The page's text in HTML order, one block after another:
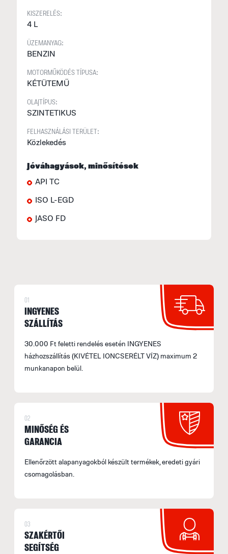
KISZERELÉS:
4 L
ÜZEMANYAG:
BENZIN
MOTORMŰKÖDÉS TÍPUSA:
KÉTÜTEMŰ
OLAJTÍPUS:
SZINTETIKUS
FELHASZNÁLÁSI TERÜLET:
Közlekedés
Jóváhagyások, minősítések
API TC
ISO L-EGD
JASO FD
01
INGYENES
SZÁLLÍTÁS
30.000 Ft feletti rendelés esetén INGYENES
házhozszállítás (KIVÉTEL IONCSERÉLT VÍZ) maximum 2
munkanapon belül.
02
MINŐSÉG ÉS
GARANCIA
Ellenőrzött alapanyagokból készült termékek, eredeti gyári
csomagolásban.
03
SZAKÉRTŐI
SEGÍTSÉG